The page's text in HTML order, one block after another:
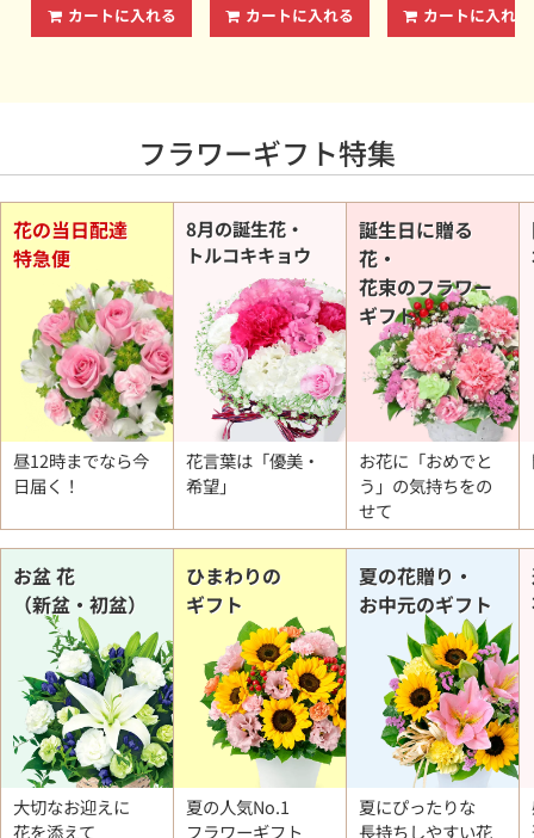
カートに入れる カートに入れる カートに入れる
フラワーギフト特集
花の当日配達
特急便
昼12時までなら今
日届く！
8月の誕生花・
トルコキキョウ
花言葉は「優美・
希望」
誕生日に贈る
花・
花束のフラワー
ギフト
お花に「おめでと
う」の気持ちをの
せて
お盆 花
（新盆・初盆）
大切なお迎えに
花を添えて
ひまわりの
ギフト
夏の人気No.1
フラワーギフト
夏の花贈り・
お中元のギフト
夏にぴったりな
長持ちしやすい花